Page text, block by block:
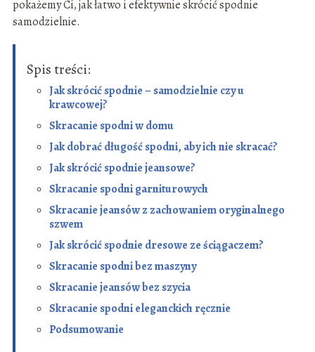
pokażemy Ci, jak łatwo i efektywnie skrócić spodnie
samodzielnie.
Spis treści:
Jak skrócić spodnie – samodzielnie czy u
krawcowej?
Skracanie spodni w domu
Jak dobrać długość spodni, aby ich nie skracać?
Jak skrócić spodnie jeansowe?
Skracanie spodni garniturowych
Skracanie jeansów z zachowaniem oryginalnego
szwem
Jak skrócić spodnie dresowe ze ściągaczem?
Skracanie spodni bez maszyny
Skracanie jeansów bez szycia
Skracanie spodni eleganckich ręcznie
Podsumowanie